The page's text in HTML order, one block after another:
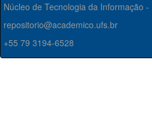
Núcleo de Tecnologia da Informação -
repositorio@academico.ufs.br
+55 79 3194-6528